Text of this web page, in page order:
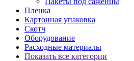
Пленка
Картонная упаковка
Скотч
Оборудование
Расходные материалы
Показать все категории